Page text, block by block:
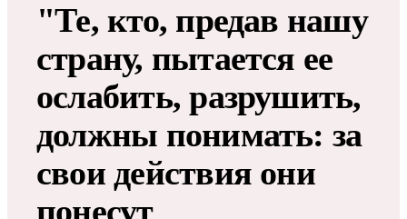
"Те, кто, предав нашу
страну, пытается ее
ослабить, разрушить,
должны понимать: за
свои действия они
понесут